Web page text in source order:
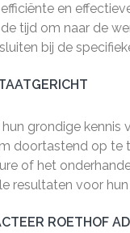
en
tijd om naar de
bij de
hun grondige
doortastend op te
of het
resultaten voor hun
ROETHOF